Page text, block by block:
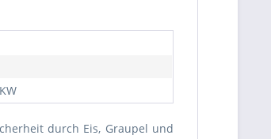
durch Eis, Graupel und